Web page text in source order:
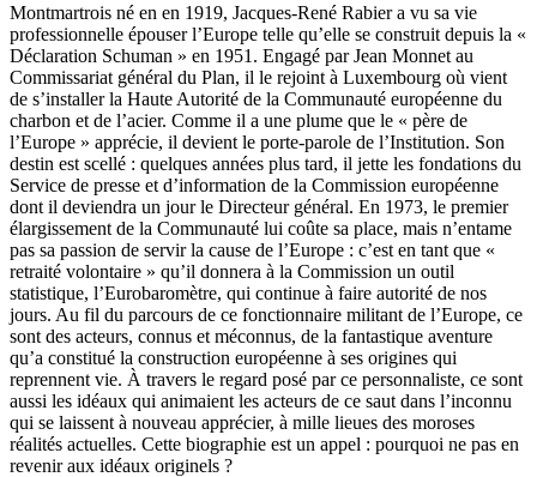
Montmartrois né en en 1919, Jacques-René Rabier a vu sa vie
professionnelle épouser l’Europe telle qu’elle se construit depuis la «
Déclaration Schuman » en 1951. Engagé par Jean Monnet au
Commissariat général du Plan, il le rejoint à Luxembourg où vient
de s’installer la Haute Autorité de la Communauté européenne du
charbon et de l’acier. Comme il a une plume que le « père de
l’Europe » apprécie, il devient le porte-parole de l’Institution. Son
destin est scellé : quelques années plus tard, il jette les fondations du
Service de presse et d’information de la Commission européenne
dont il deviendra un jour le Directeur général. En 1973, le premier
élargissement de la Communauté lui coûte sa place, mais n’entame
pas sa passion de servir la cause de l’Europe : c’est en tant que «
retraité volontaire » qu’il donnera à la Commission un outil
statistique, l’Eurobaromètre, qui continue à faire autorité de nos
jours. Au fil du parcours de ce fonctionnaire militant de l’Europe, ce
sont des acteurs, connus et méconnus, de la fantastique aventure
qu’a constitué la construction européenne à ses origines qui
reprennent vie. À travers le regard posé par ce personnaliste, ce sont
aussi les idéaux qui animaient les acteurs de ce saut dans l’inconnu
qui se laissent à nouveau apprécier, à mille lieues des moroses
réalités actuelles. Cette biographie est un appel : pourquoi ne pas en
revenir aux idéaux originels ?